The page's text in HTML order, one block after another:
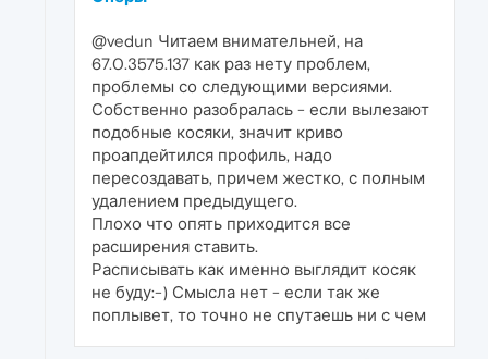
@vedun Читаем внимательней, на
67.0.3575.137 как раз нету проблем,
проблемы со следующими версиями.
Собственно разобралась - если вылезают
подобные косяки, значит криво
проапдейтился профиль, надо
пересоздавать, причем жестко, с полным
удалением предыдущего.
Плохо что опять приходится все
расширения ставить.
Расписывать как именно выглядит косяк
не буду:-) Смысла нет - если так же
поплывет, то точно не спутаешь ни с чем